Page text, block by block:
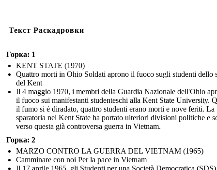
Текст Раскадровки
Горка: 1
KENT STATE (1970)
Quattro morti in Ohio Soldati aprono il fuoco sugli studenti dello
del Kent
Il 4 maggio 1970, i membri della Guardia Nazionale dell'Ohio
il fuoco sui manifestanti studenteschi alla Kent State University.
il fumo si è diradato, quattro studenti erano morti e nove feriti. La
sparatoria nel Kent State ha portato ulteriori divisioni politiche e
verso questa già controversa guerra in Vietnam.
Горка: 2
MARZO CONTRO LA GUERRA DEL VIETNAM (1965)
Camminare con noi Per la pace in Vietnam
Il 17 aprile 1965, gli Studenti per una Società Democratica (SDS)